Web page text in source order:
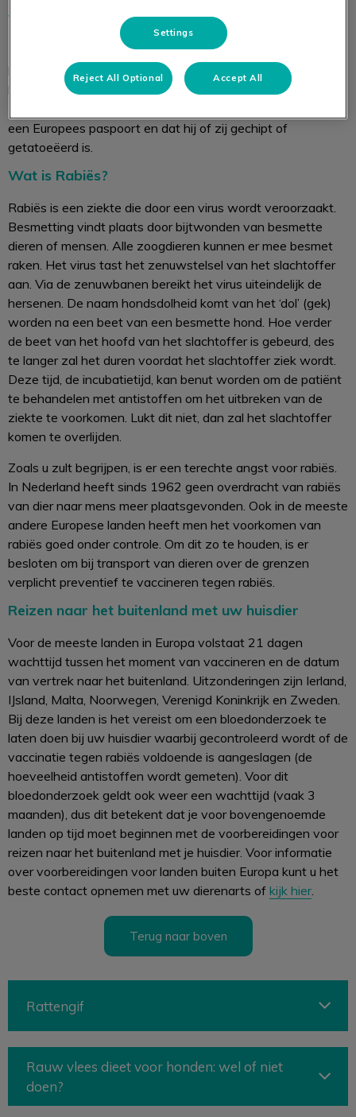
Verplichte vaccinatie?
In Nederland is de vaccinatie tegen rabiës, oftewel
hondsdolheid, niet verplicht, maar wanneer u met uw hond,
kat of fret buiten de Nederlandse grenzen komt wel.
een Europees paspoort en dat hij of zij gechipt of
getatoeëerd is.
Wat is Rabiës?
Rabiës is een ziekte die door een virus wordt veroorzaakt.
Besmetting vindt plaats door bijtwonden van besmette
dieren of mensen. Alle zoogdieren kunnen er mee besmet
raken. Het virus tast het zenuwstelsel van het slachtoffer
aan. Via de zenuwbanen bereikt het virus uiteindelijk de
hersenen. De naam hondsdolheid komt van het ‘dol’ (gek)
worden na een beet van een besmette hond. Hoe verder
de beet van het hoofd van het slachtoffer is gebeurd, des
te langer zal het duren voordat het slachtoffer ziek wordt.
Deze tijd, de incubatietijd, kan benut worden om de patiënt
te behandelen met antistoffen om het uitbreken van de
ziekte te voorkomen. Lukt dit niet, dan zal het slachtoffer
komen te overlijden.
Zoals u zult begrijpen, is er een terechte angst voor rabiës.
In Nederland heeft sinds 1962 geen overdracht van rabiës
van dier naar mens meer plaatsgevonden. Ook in de meeste
andere Europese landen heeft men het voorkomen van
rabiës goed onder controle. Om dit zo te houden, is er
besloten om bij transport van dieren over de grenzen
verplicht preventief te vaccineren tegen rabiës.
Reizen naar het buitenland met uw huisdier
Voor de meeste landen in Europa volstaat 21 dagen
wachttijd tussen het moment van vaccineren en de datum
van vertrek naar het buitenland. Uitzonderingen zijn Ierland,
IJsland, Malta, Noorwegen, Verenigd Koninkrijk en Zweden.
Bij deze landen is het vereist om een bloedonderzoek te
laten doen bij uw huisdier waarbij gecontroleerd wordt of de
vaccinatie tegen rabiës voldoende is aangeslagen (de
hoeveelheid antistoffen wordt gemeten). Voor dit
bloedonderzoek geldt ook weer een wachttijd (vaak 3
maanden), dus dit betekent dat je voor bovengenoemde
landen op tijd moet beginnen met de voorbereidingen voor
reizen naar het buitenland met je huisdier. Voor informatie
over voorbereidingen voor landen buiten Europa kunt u het
beste contact opnemen met uw dierenarts of kijk hier.
Terug naar boven
Rattengif
Rauw vlees dieet voor honden: wel of niet
doen?
Settings
Reject All Optional Accept All